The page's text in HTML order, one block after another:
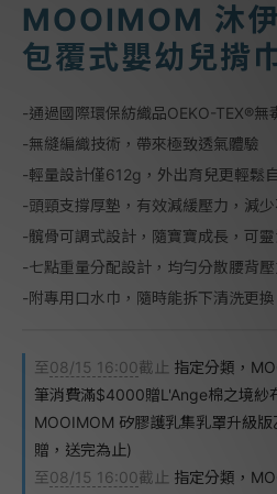
MOOIMOM 沐
包覆式嬰幼兒揹
-通過國際環保紡織品OEKO-TEX®無
-無縫編織技術，帶來極致透氣體驗
-輕量設計僅612g，外出育兒更輕鬆
-頭頸支撐厚墊，有效減緩壓力，減
-髖骨可調式設計，隨寶寶成長，可
-七點重量分配設計，均勻分散腰背壓
-附專用口水巾，隨時能拆下清洗更換
至08/15 16:00截止 指定分類，
筆消費滿$4000贈L'Ange棉之境
MOOIMOM 矽膠護乳集乳罩升級
贈，送完為止)
至08/15 16:00截止 指定分類，